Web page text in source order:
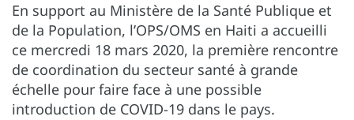
En support au Ministère de la Santé Publique et
de la Population, l’OPS/OMS en Haiti a accueilli
ce mercredi 18 mars 2020, la première rencontre
de coordination du secteur santé à grande
échelle pour faire face à une possible
introduction de COVID-19 dans le pays.